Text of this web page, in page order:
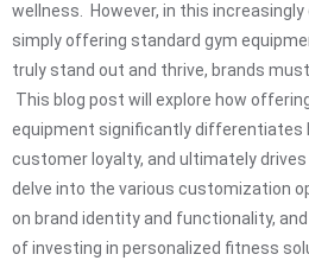
wellness. However, in this
simply offering standard gym
truly stand out and thrive, brands
This blog post will explore how
equipment significantly differentiates
customer loyalty, and ultimately drives
delve into the various customization
on brand identity and functionality,
of investing in personalized fitness